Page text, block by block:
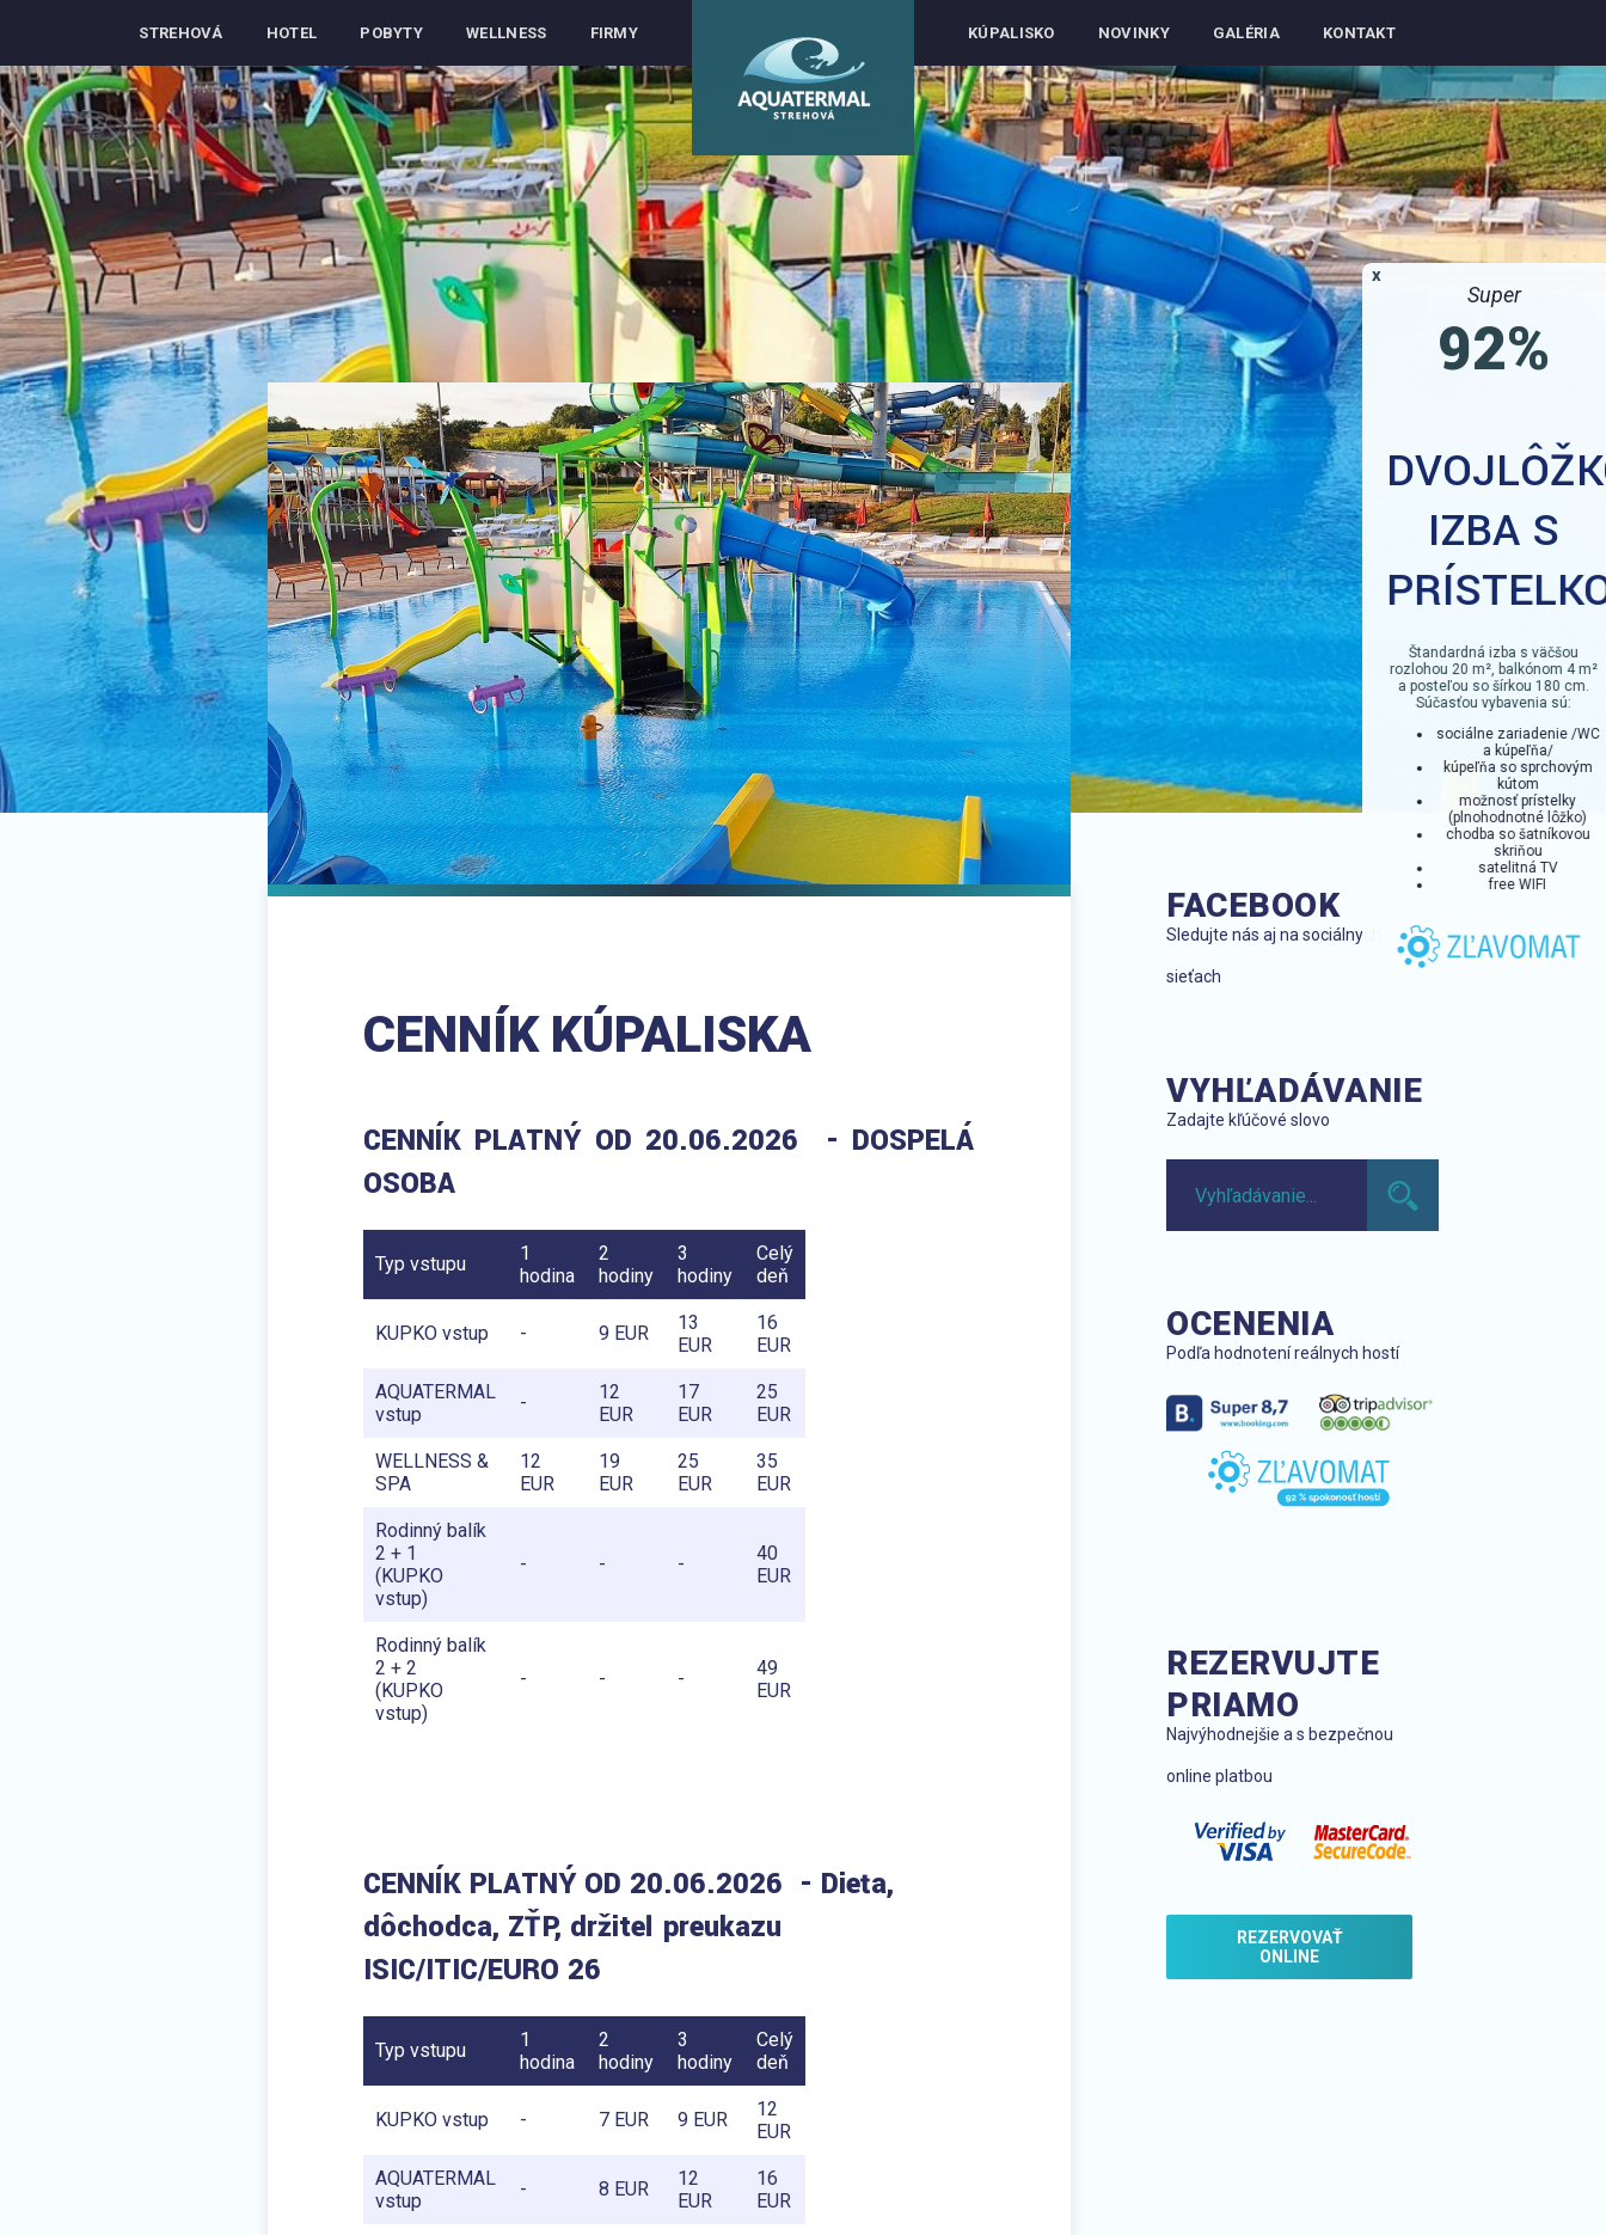
STREHOVÁ HOTEL POBYTY WELLNESS FIRMY KÚPALISKO NOVINKY GALÉRIA KONTAKT
x
Super
92%
IZBA S
Štandardná izba s väčšou
rozlohou 20 m², balkónom 4 m²
a posteľou so šírkou 180 cm.
Súčasťou vybavenia sú:
sociálne zariadenie /WC
a kúpeľňa/
kúpeľňa so sprchovým
kútom
možnosť prístelky
(plnohodnotné lôžko)
chodba so šatníkovou
skriňou
satelitná TV
free WIFI
CENNÍK KÚPALISKA
CENNÍK PLATNÝ OD 20.06.2026
- DOSPELÁ
OSOBA
Typ vstupu
1
hodina
2
hodiny
3
hodiny
Celý
deň
KUPKO vstup - 9 EUR
13
EUR
16
EUR
AQUATERMAL
vstup
-
12
EUR
17
EUR
25
EUR
WELLNESS &
SPA
12
EUR
19
EUR
25
EUR
35
EUR
Rodinný balík
2 + 1
(KUPKO
vstup)
- - -
40
EUR
Rodinný balík
2 + 2
(KUPKO
vstup)
- - -
49
EUR
CENNÍK PLATNÝ OD 20.06.2026 - Dieťa,
dôchodca, ZŤP, držiteľ preukazu
ISIC/ITIC/EURO 26
Typ vstupu
1
hodina
2
hodiny
3
hodiny
Celý
deň
KUPKO vstup - 7 EUR 9 EUR
12
EUR
AQUATERMAL
vstup
- 8 EUR
12
EUR
16
EUR
FACEBOOK
Sledujte nás aj na sociálnych
sieťach
VYHĽADÁVANIE
Zadajte kľúčové slovo
OCENENIA
Podľa hodnotení reálnych hostí
REZERVUJTE
PRIAMO
Najvýhodnejšie a s bezpečnou
online platbou
REZERVOVAŤ
ONLINE